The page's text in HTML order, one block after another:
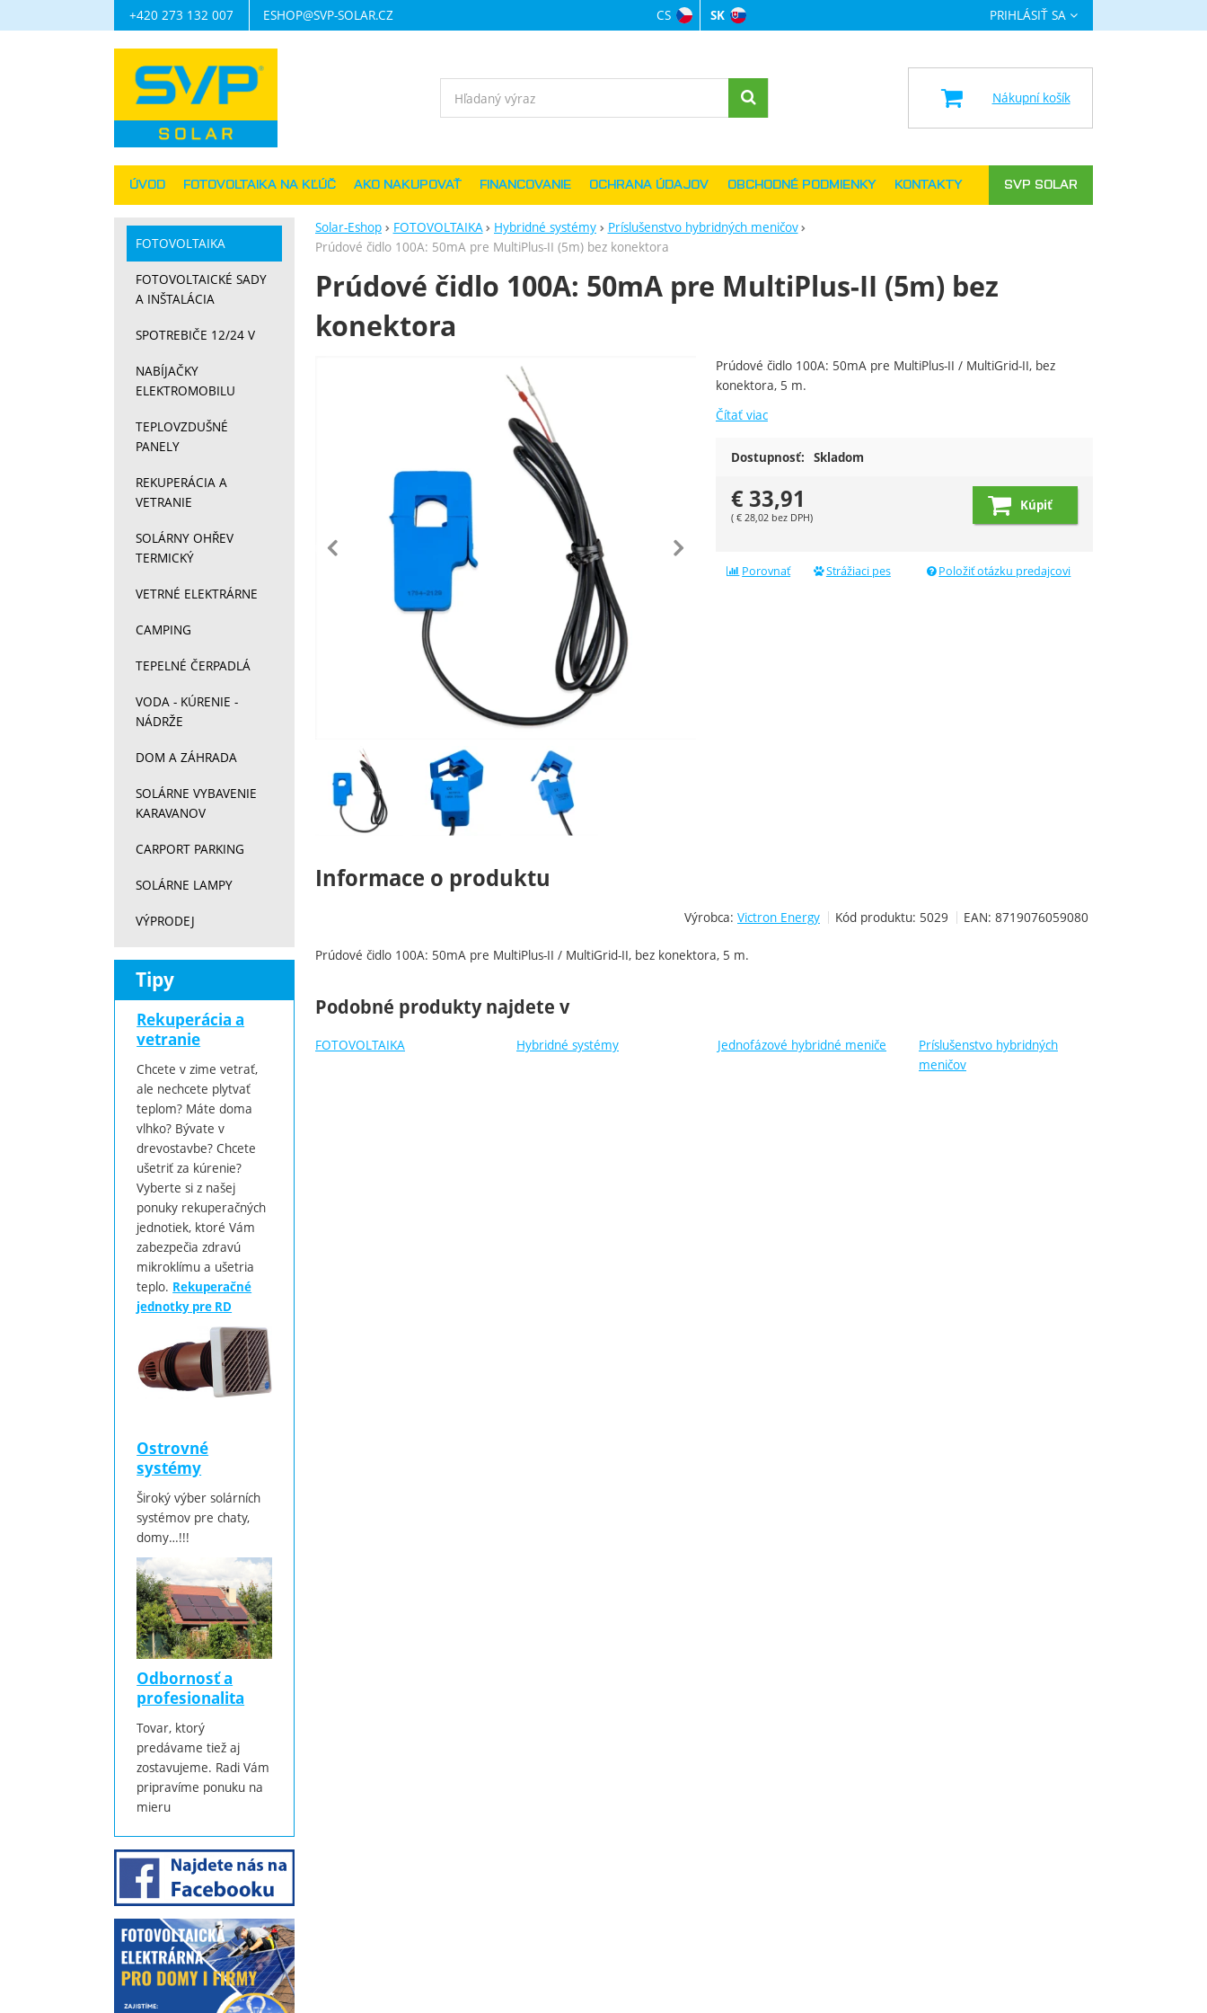
Solar-Eshop FOTOVOLTAIKA Hybridné systémy
Príslušenstvo hybridných meničov
Prúdové čidlo 100A: 50mA pre MultiPlus-II (5m) bez konektora
Prúdové čidlo 100A: 50mA pre MultiPlus-II (5m) bez
konektora
predchádzajúcanasledujúci
Fotografie
Prúdové čidlo 100A: 50mA pre MultiPlus-II / MultiGrid-II, bez
konektora, 5 m.
Čítať viac
Dostupnosť: Skladom
€33,91
( €28,02 bez DPH)
Kúpiť
Porovnať Strážiaci pes Položiť otázku predajcovi
Informace o produktu
Výrobca: Victron Energy Kód produktu: 5029 EAN: 8719076059080
Prúdové čidlo 100A: 50mA pre MultiPlus-II / MultiGrid-II, bez konektora, 5 m.
Podobné produkty najdete v
FOTOVOLTAIKA Hybridné systémy Jednofázové hybridné meniče
Príslušenstvo hybridných
meničov
FOTOVOLTAIKA
FOTOVOLTAICKÉ SADY
A INŠTALÁCIA
SPOTREBIČE 12/24 V
NABÍJAČKY
ELEKTROMOBILU
TEPLOVZDUŠNÉ
PANELY
REKUPERÁCIA A
VETRANIE
SOLÁRNY OHŘEV
TERMICKÝ
VETRNÉ ELEKTRÁRNE
CAMPING
TEPELNÉ ČERPADLÁ
VODA - KÚRENIE -
NÁDRŽE
DOM A ZÁHRADA
SOLÁRNE VYBAVENIE
KARAVANOV
CARPORT PARKING
SOLÁRNE LAMPY
VÝPRODEJ
Tipy
Rekuperácia a
vetranie
Chcete v zime vetrať,
ale nechcete plytvať
teplom? Máte doma
vlhko? Bývate v
drevostavbe? Chcete
ušetriť za kúrenie?
Vyberte si z našej
ponuky rekuperačných
jednotiek, ktoré Vám
zabezpečia zdravú
mikroklímu a ušetria
teplo. Rekuperačné
jednotky pre RD
Ostrovné
systémy
Široký výber solárních
systémov pre chaty,
domy…!!!
Odbornosť a
profesionalita
Tovar, ktorý
predávame tiež aj
zostavujeme. Radi Vám
pripravíme ponuku na
mieru
Navigácia
+420 273 132 007 ESHOP@SVP-SOLAR.CZ
ÚVOD FOTOVOLTAIKA NA KĽÚČ AKO NAKUPOVAŤ FINANCOVANIE OCHRANA ÚDAJOV OBCHODNÉ PODMIENKY KONTAKTY SVP SOLAR
Jazyková verzia
CS SK PRIHLÁSIŤ SA
Vyhľadávanie Nákupní košík